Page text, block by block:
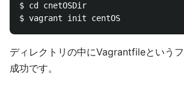
$ cd cnetOSDir
ディレクトリの中にVagrantfileという
成功です。